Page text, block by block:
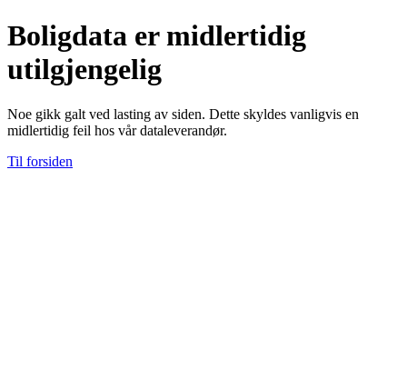
Boligdata er midlertidig
utilgjengelig
Noe gikk galt ved lasting av siden. Dette skyldes vanligvis en
midlertidig feil hos vår dataleverandør.
Til forsiden